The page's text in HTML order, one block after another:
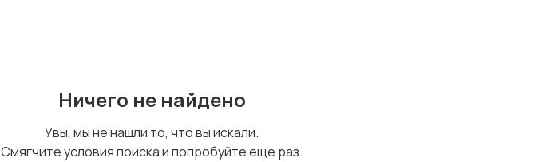
Ничего не найдено
Увы, мы не нашли то, что вы искали.
Смягчите условия поиска и попробуйте еще раз.